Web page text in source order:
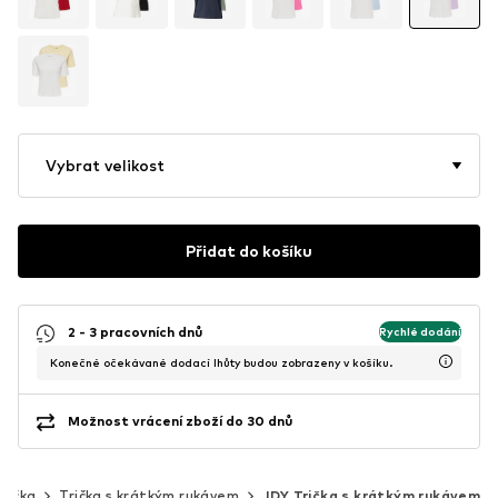
Vybrat velikost
Přidat do košíku
2 - 3 pracovních dnů Rychlé dodání
Konečné očekávané dodací lhůty budou zobrazeny v košíku.
Možnost vrácení zboží do 30 dnů